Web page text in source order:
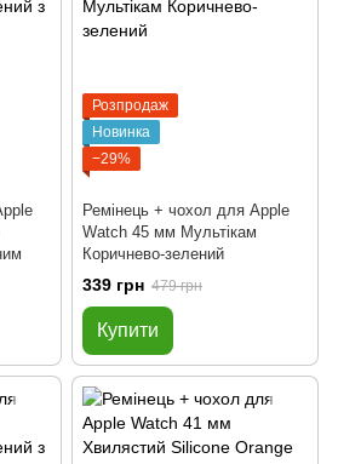
Розпродаж
Новинка
−29%
Ремінець + чохол для Apple
Watch 45 мм Мультікам
Коричнево-зелений
339 грн 479 грн
Купити